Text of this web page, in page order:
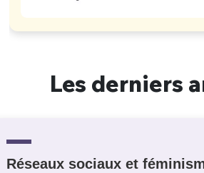
Les derniers
Réseaux sociaux et